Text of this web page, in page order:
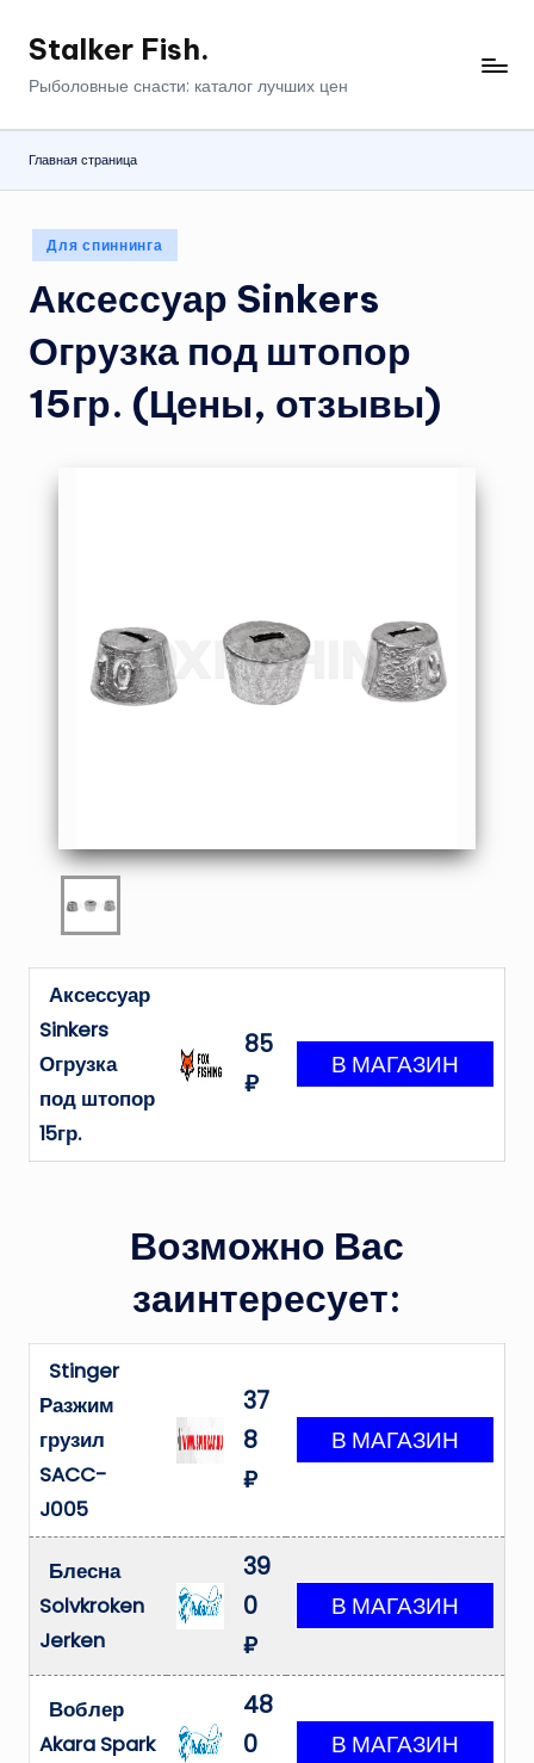
Перейти
Stalker Fish.
Рыболовные снасти: каталог лучших цен
Главная страница
Опубликовано
в
Для спиннинга
Аксессуар Sinkers
Огрузка под штопор
15гр. (Цены, отзывы)
Аксессуар
Sinkers
Огрузка
под штопор
15гр.
85
₽
Возможно Вас
заинтересует:
Stinger
Разжим
грузил
SACC-
J005
37
8
₽
Блесна
Solvkroken
Jerken
39
0
₽
Воблер
Akara Spark
48
0